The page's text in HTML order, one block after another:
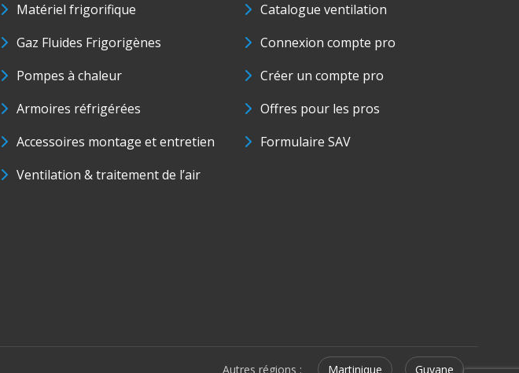
Matériel frigorifique
Gaz Fluides Frigorigènes
Pompes à chaleur
Armoires réfrigérées
Accessoires montage et entretien
Ventilation & traitement de l’air
Catalogue ventilation
Connexion compte pro
Créer un compte pro
Offres pour les pros
Formulaire SAV
Autres régions : Martinique Guyane